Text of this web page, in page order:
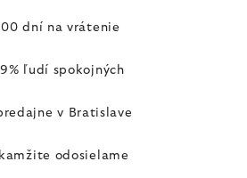
dní na vrátenie
ľudí spokojných
v Bratislave
odosielame